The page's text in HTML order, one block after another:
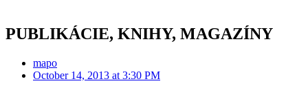
PUBLIKÁCIE, KNIHY, MAGAZÍNY
mapo
October 14, 2013 at 3:30 PM